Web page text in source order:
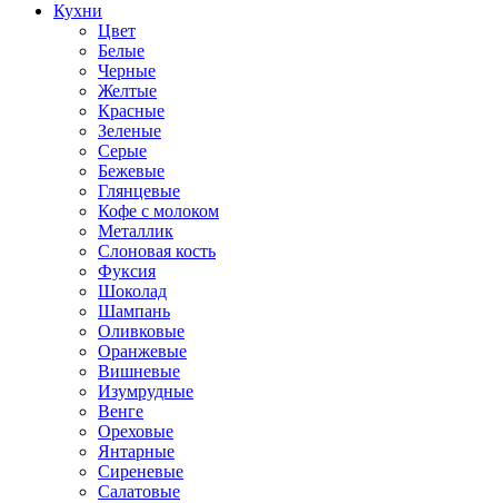
Кухни
Цвет
Белые
Черные
Желтые
Красные
Зеленые
Серые
Бежевые
Глянцевые
Кофе с молоком
Металлик
Слоновая кость
Фуксия
Шоколад
Шампань
Оливковые
Оранжевые
Вишневые
Изумрудные
Венге
Ореховые
Янтарные
Сиреневые
Салатовые